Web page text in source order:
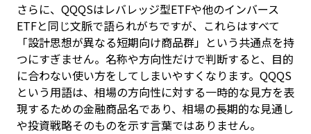
さらに、QQQSはレバレッジ型ETFや他のインバース
ETFと同じ文脈で語られがちですが、これらはすべて
「設計思想が異なる短期向け商品群」という共通点を持
つにすぎません。名称や方向性だけで判断すると、目的
に合わない使い方をしてしまいやすくなります。QQQS
という用語は、相場の方向性に対する一時的な見方を表
現するための金融商品名であり、相場の長期的な見通し
や投資戦略そのものを示す言葉ではありません。